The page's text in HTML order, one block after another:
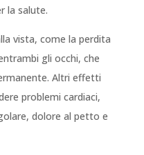
la salute.
vista, come la perdita
gli occhi, che
Altri effetti
problemi cardiaci,
dolore al petto e